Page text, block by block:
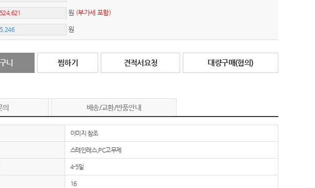
원 (부가세 포함)
원
니 찜하기 견적서요청 대량구매(협의)
의 배송/교환/반품안내
이미지 참조
스테인레스,PC고무제
4-5일
16